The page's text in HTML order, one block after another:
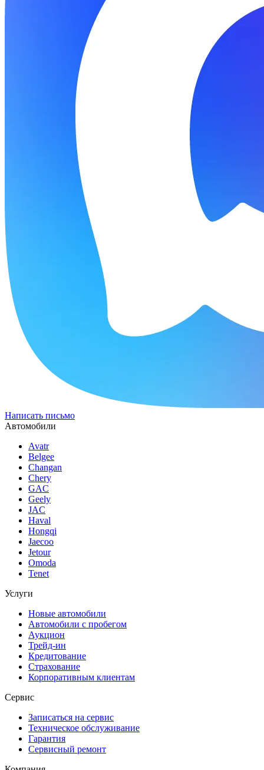
Написать письмо
Автомобили
Avatr
Belgee
Changan
Chery
GAC
Geely
JAC
Haval
Hongqi
Jaecoo
Jetour
Omoda
Tenet
Услуги
Новые автомобили
Автомобили с пробегом
Аукцион
Трейд-ин
Кредитование
Страхование
Корпоративным клиентам
Сервис
Записаться на сервис
Техническое обслуживание
Гарантия
Сервисный ремонт